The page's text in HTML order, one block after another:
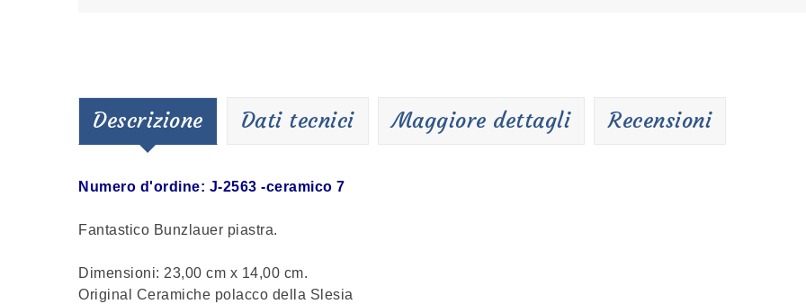
Descrizione Dati tecnici Maggiore dettagli Recensioni
Numero d'ordine: J-2563 -ceramico 7
Fantastico Bunzlauer piastra.
Dimensioni: 23,00 cm x 14,00 cm.
Original Ceramiche polacco della Slesia